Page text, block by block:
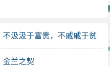
不汲汲于富贵，不戚戚于贫
金兰之契